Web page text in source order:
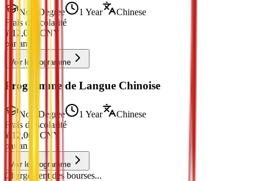
Non-Degree 1 Year
Chinese
Frais de scolarité
¥ 12,000
CNY
par an
Voir le programme
Programme de Langue Chinoise
Non-Degree 1 Year
Chinese
Frais de scolarité
¥ 12,000
CNY
par an
Voir le programme
Chargement des bourses...